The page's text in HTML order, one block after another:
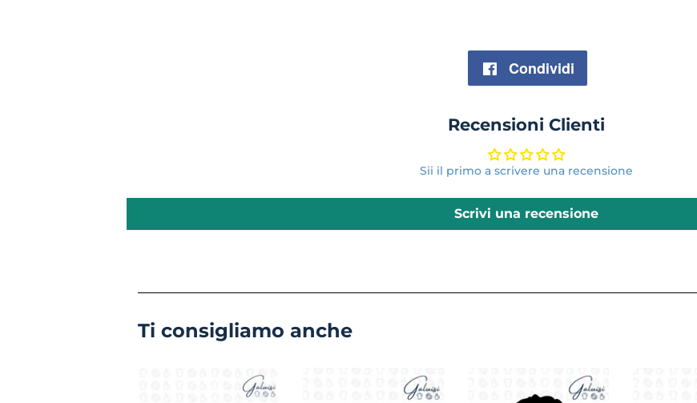
Condividi
Recensioni Clienti
Sii il primo a scrivere una recensione
Scrivi una recensione
Ti consigliamo anche